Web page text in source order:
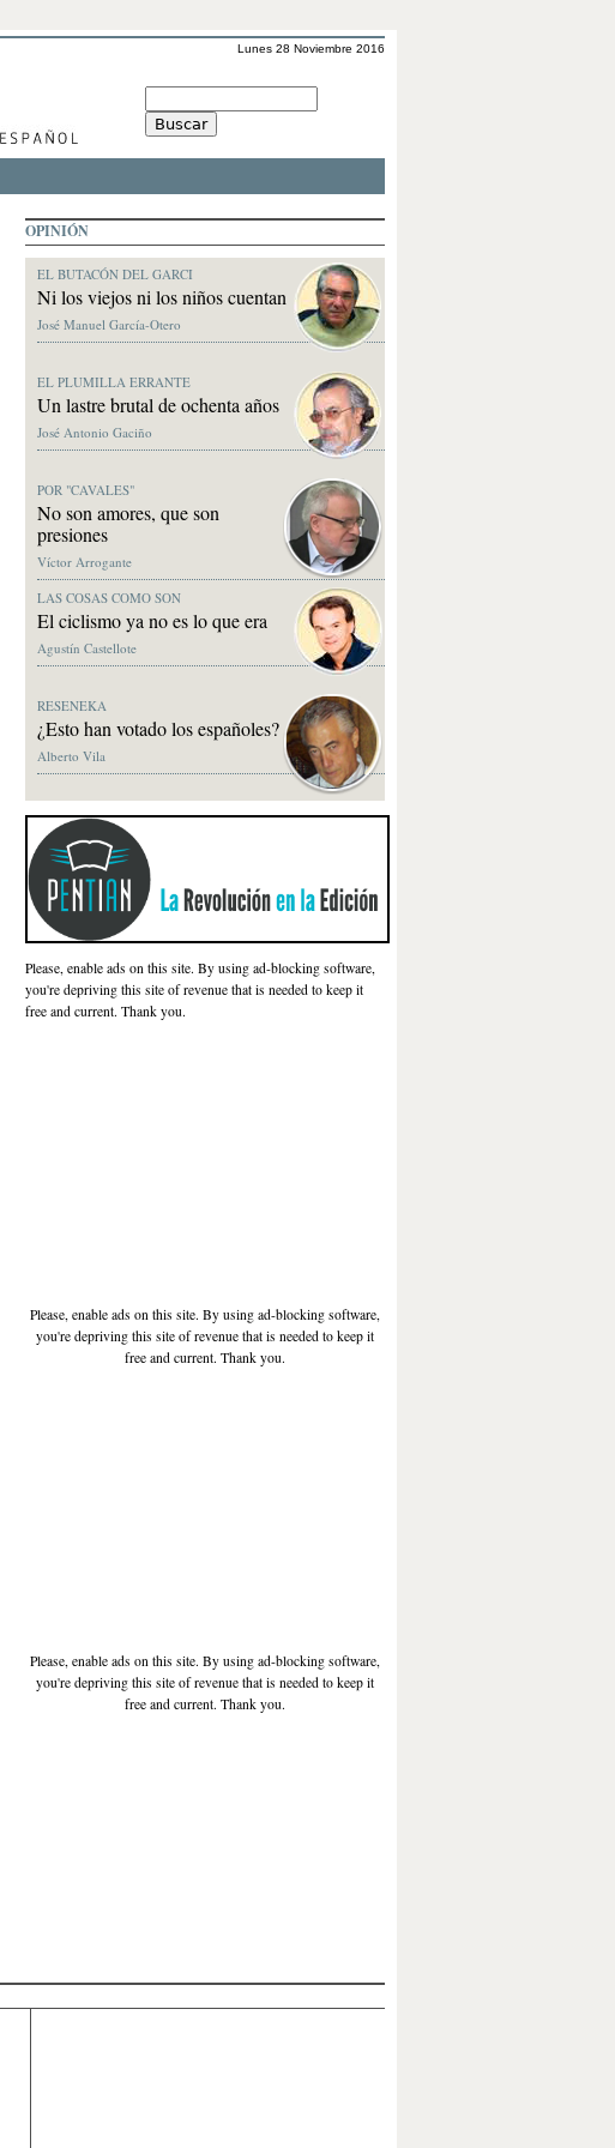
Lunes 28 Noviembre 2016
OPINIÓN
EL BUTACÓN DEL GARCI
Ni los viejos ni los niños cuentan
José Manuel García-Otero
EL PLUMILLA ERRANTE
Un lastre brutal de ochenta años
José Antonio Gaciño
POR "CAVALES"
No son amores, que son
presiones
Víctor Arrogante
LAS COSAS COMO SON
El ciclismo ya no es lo que era
Agustín Castellote
RESENEKA
¿Esto han votado los españoles?
Alberto Vila
Please, enable ads on this site. By using ad-blocking software,
you're depriving this site of revenue that is needed to keep it
free and current. Thank you.
Please, enable ads on this site. By using ad-blocking software,
you're depriving this site of revenue that is needed to keep it
free and current. Thank you.
Please, enable ads on this site. By using ad-blocking software,
you're depriving this site of revenue that is needed to keep it
free and current. Thank you.